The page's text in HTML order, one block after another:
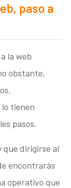
paso a
la web
obstante,
tienen
pasos.
que dirigirse al
encontrarás
operativo que